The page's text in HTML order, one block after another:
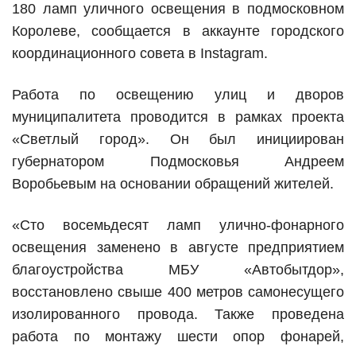
180 ламп уличного освещения в подмосковном
Королеве, сообщается в аккаунте городского
координационного совета в Instagram.
Работа по освещению улиц и дворов
муниципалитета проводится в рамках проекта
«Светлый город». Он был инициирован
губернатором Подмосковья Андреем
Воробьевым на основании обращений жителей.
«Сто восемьдесят ламп улично-фонарного
освещения заменено в августе предприятием
благоустройства МБУ «Автобытдор»,
восстановлено свыше 400 метров cамонесущего
изолированного провода. Также проведена
работа по монтажу шести опор фонарей,